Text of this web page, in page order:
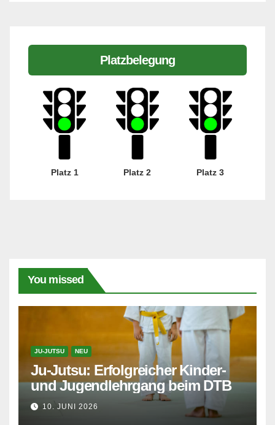
Platzbelegung
Platz 1 Platz 2 Platz 3
You missed
JU-JUTSU NEU
Ju-Jutsu: Erfolgreicher Kinder-
und Jugendlehrgang beim DTB
10. JUNI 2026